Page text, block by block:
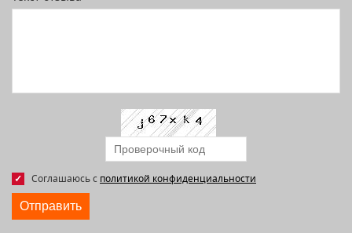
Соглашаюсь с политикой конфиденциальности
Отправить